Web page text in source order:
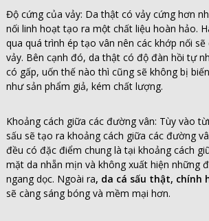
Độ cứng của vảy: Da thật có vảy cứng hơn
nối linh hoạt tạo ra một chất liệu hoàn hảo.
qua quá trình ép tạo vân nên các khớp nối
vảy. Bên cạnh đó, da thật có độ đàn hồi tự
có gấp, uốn thế nào thì cũng sẽ không bị
như sản phẩm giả, kém chất lượng.
Khoảng cách giữa các đường vân: Tùy vào
sấu sẽ tạo ra khoảng cách giữa các đường
đều có đặc điểm chung là tại khoảng cách
mặt da nhẵn mịn và không xuất hiện những
ngang dọc. Ngoài ra, da cá sấu thật, chính
sẽ càng sáng bóng và mềm mại hơn.